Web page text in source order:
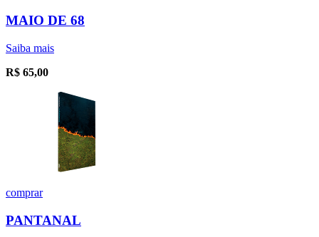
MAIO DE 68
Saiba mais
R$ 65,00
comprar
PANTANAL